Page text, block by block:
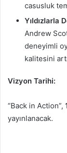
casusluk
Yıldızlarla
Andrew
deneyimli
kalitesini
Vizyon Tarihi:
“Back in Action”,
yayınlanacak.